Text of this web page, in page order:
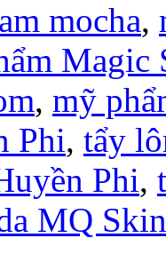
mocha,
Magic
, mỹ
Phi, tẩy
Phi,
MQ Skin